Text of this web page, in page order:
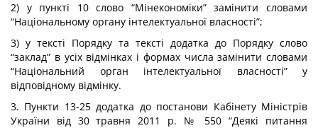
2) у пункті 10 слово “Мінекономіки” замінити словами
“Національному органу інтелектуальної власності”;
3) у тексті Порядку та тексті додатка до Порядку слово
“заклад” в усіх відмінках і формах числа замінити словами
“Національний орган інтелектуальної власності” у
відповідному відмінку.
3. Пункти 13-25 додатка до постанови Кабінету Міністрів
України від 30 травня 2011 р. № 550 “Деякі питання